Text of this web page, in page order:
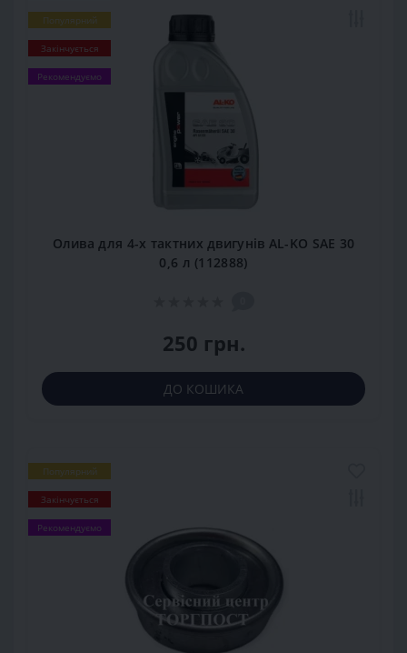
Популярний
Закінчується
Рекомендуємо
Олива для 4-х тактних двигунів AL-KO SAE 30
0,6 л (112888)
250 грн.
ДО КОШИКА
Популярний
Закінчується
Рекомендуємо